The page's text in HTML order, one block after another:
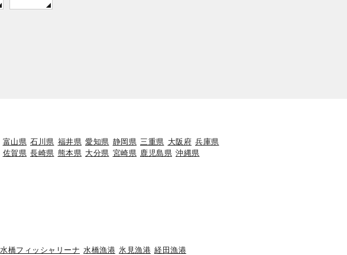
富山県 石川県 福井県 愛知県 静岡県 三重県 大阪府 兵庫県
佐賀県 長崎県 熊本県 大分県 宮崎県 鹿児島県 沖縄県
水橋フィッシャリーナ 水橋漁港 氷見漁港 経田漁港